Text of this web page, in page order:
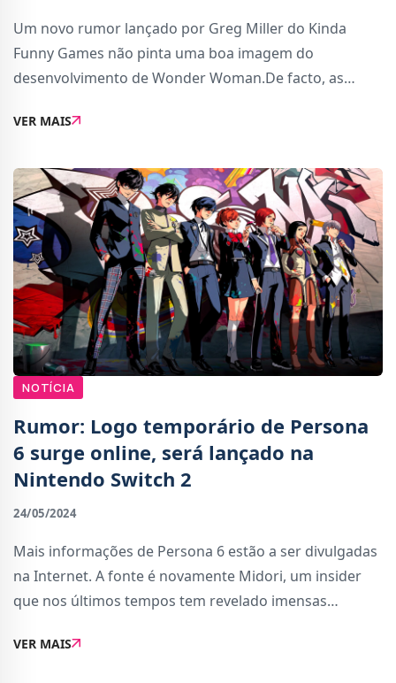
Um novo rumor lançado por Greg Miller do Kinda
Funny Games não pinta uma boa imagem do
desenvolvimento de Wonder Woman.De facto, as
desde que foi revelado há cerca de dois anos. De
VER MAIS
NOTÍCIA
Rumor: Logo temporário de Persona
6 surge online, será lançado na
Nintendo Switch 2
24/05/2024
Mais informações de Persona 6 estão a ser divulgadas
na Internet. A fonte é novamente Midori, um insider
que nos últimos tempos tem revelado imensas
questão de horas, Midori partilhou aquele q
VER MAIS